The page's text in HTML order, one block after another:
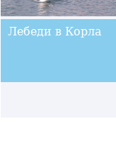
Лебеди в Корла